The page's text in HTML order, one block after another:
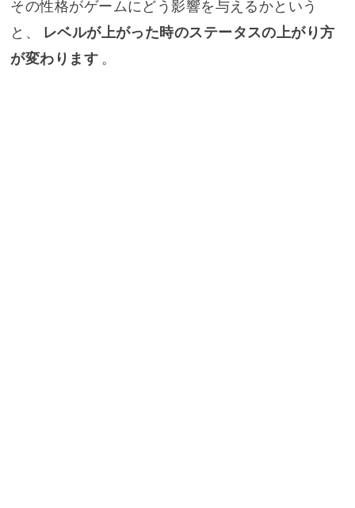
その性格がゲームにどう影響を与えるかという
と、
レベルが上がった時のステータスの上がり方
が変わります 。